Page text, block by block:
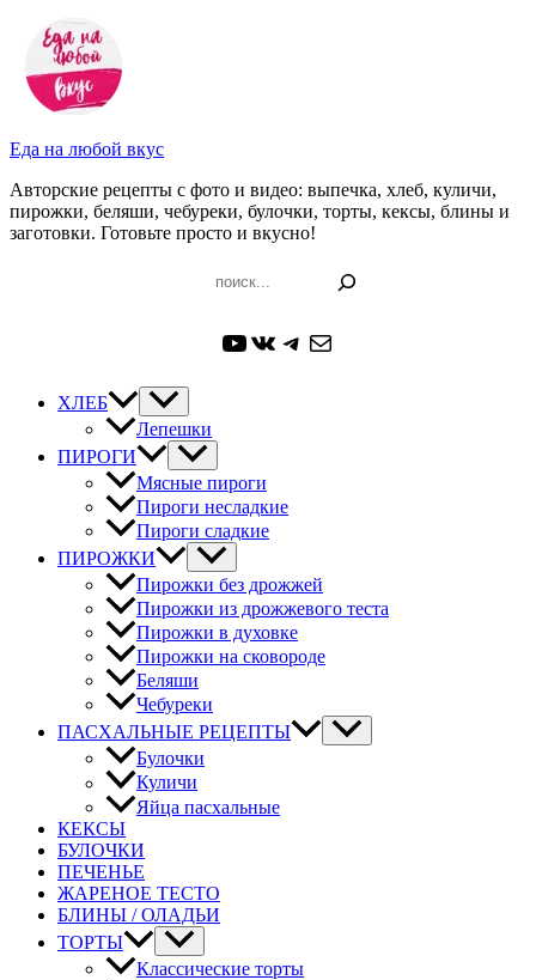
Перейти
содержимому
Еда на любой вкус
Авторские рецепты с фото и видео: выпечка, хлеб, куличи,
пирожки, беляши, чебуреки, булочки, торты, кексы, блины и
заготовки. Готовьте просто и вкусно!
YouTube
ВКонтакте
Telegram
Почта
ХЛЕБ
Лепешки
ПИРОГИ
Мясные пироги
Пироги несладкие
Пироги сладкие
ПИРОЖКИ
Пирожки без дрожжей
Пирожки из дрожжевого теста
Пирожки в духовке
Пирожки на сковороде
Беляши
Чебуреки
ПАСХАЛЬНЫЕ РЕЦЕПТЫ
Булочки
Куличи
Яйца пасхальные
КЕКСЫ
БУЛОЧКИ
ПЕЧЕНЬЕ
ЖАРЕНОЕ ТЕСТО
БЛИНЫ / ОЛАДЬИ
ТОРТЫ
Классические торты